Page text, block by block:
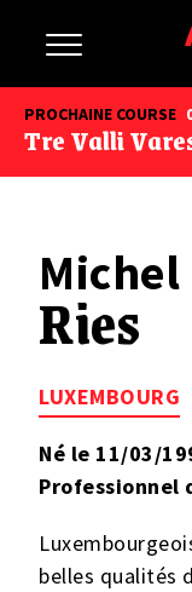
PROCHAINE COURSE
Tre Valli
Michel
Ries
LUXEMBOURG
Né le 11/03/
Professionnel
belles qualités